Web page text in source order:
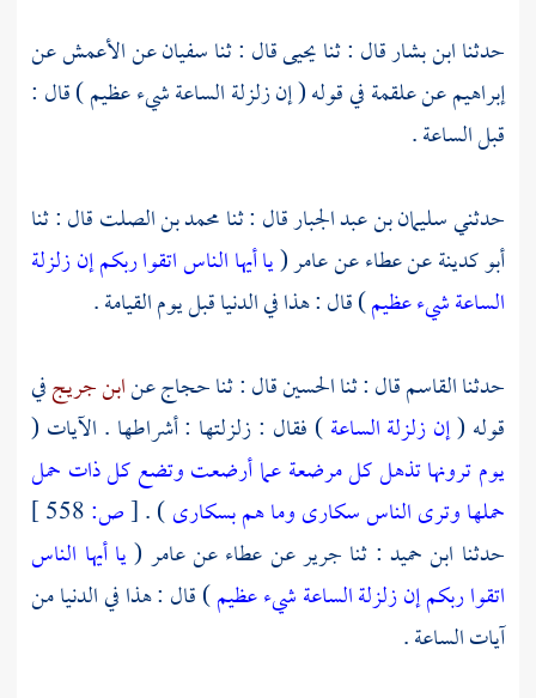
حدثناابن بشارقال : ثنايحيىقال : ثناسفيانعنالأعمشعن
إبراهيمعنعلقمةفي قوله ( إن زلزلة الساعة شيء عظيم ) قال :
قبل الساعة .
حدثنيسليمان بن عبد الجبارقال : ثنامحمد بن الصلتقال : ثنا
أبو كدينةعنعطاءعنعامر(يا أيها الناس اتقوا ربكم إن زلزلة
الساعة شيء عظيم) قال : هذا في الدنيا قبل يوم القيامة .
حدثناالقاسمقال : ثناالحسينقال : ثناحجاجعنابن جريجفي
قوله (إن زلزلة الساعة) فقال : زلزلتها : أشراطها . الآيات (
يوم ترونها تذهل كل مرضعة عما أرضعت وتضع كل ذات حمل
حملها وترى الناس سكارى وما هم بسكارى) .
[ص:
حدثنا ابن حميد : ثنا جريرعنعطاءعنعامر (يا أيها الناس
اتقوا ربكم إن زلزلة الساعة شيء عظيم) قال : هذا في الدنيا من
آيات الساعة .